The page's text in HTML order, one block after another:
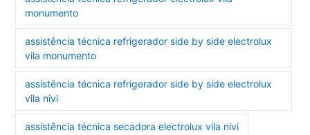
monumento
assistência técnica refrigerador side by side electrolux
vila monumento
assistência técnica refrigerador side by side electrolux
vila nivi
assistência técnica secadora electrolux vila nivi